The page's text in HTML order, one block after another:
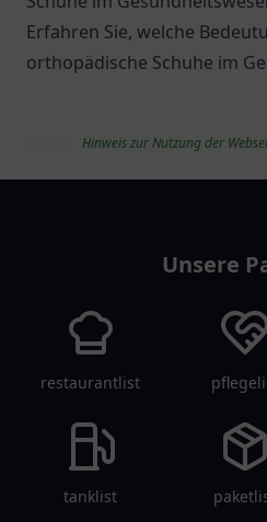
Erfahren Sie, welche
orthopädische Schuhe im
Hinweis zur Nutzung der
Unsere
restaurantlist
tanklist